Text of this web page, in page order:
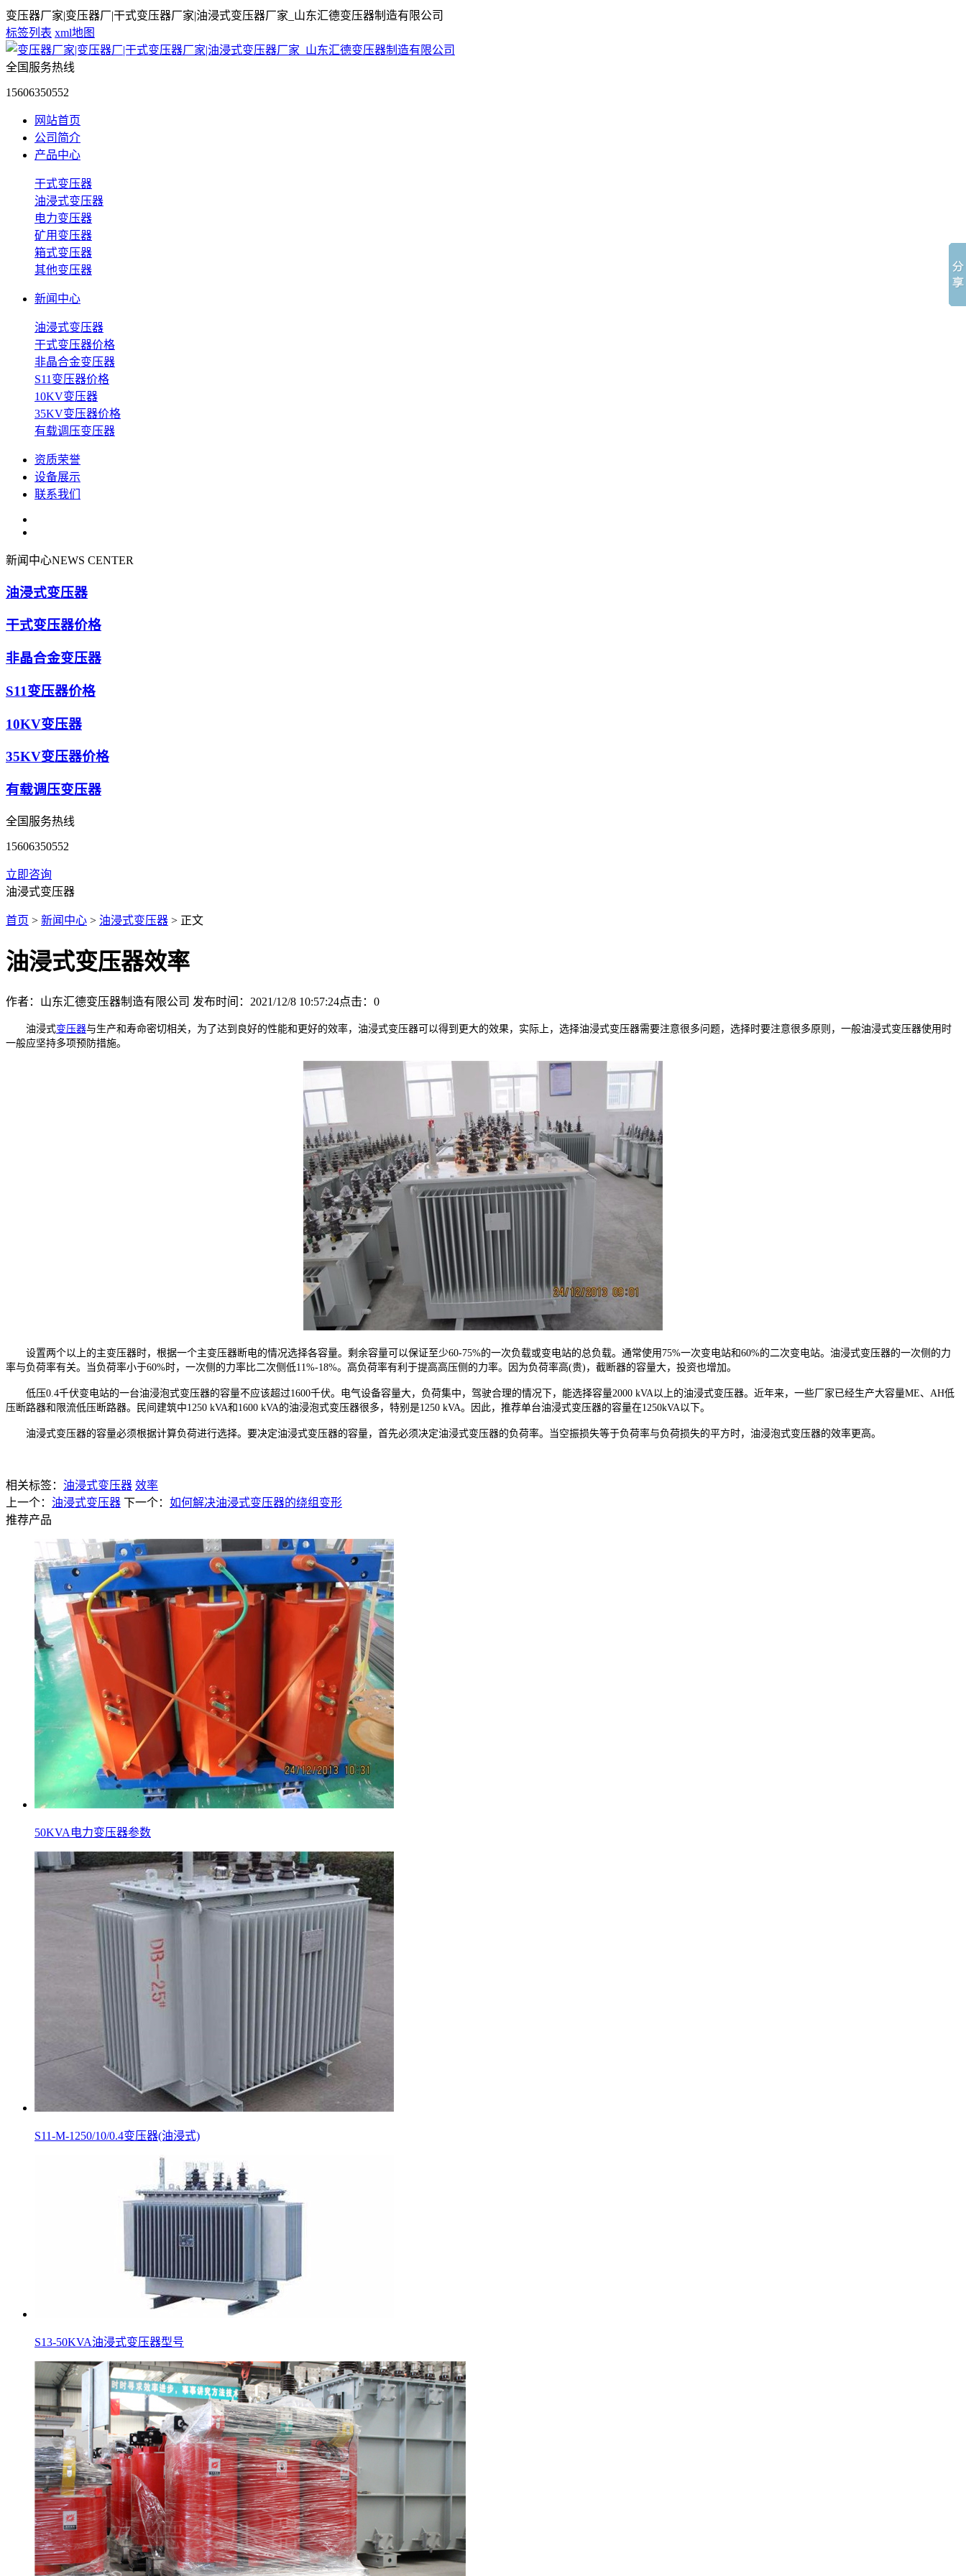
变压器厂家|变压器厂|干式变压器厂家|油浸式变压器厂家_山东汇德变压器制造有限公司
标签列表 xml地图
全国服务热线
15606350552
网站首页
公司简介
产品中心
干式变压器
油浸式变压器
电力变压器
矿用变压器
箱式变压器
其他变压器
新闻中心
油浸式变压器
干式变压器价格
非晶合金变压器
S11变压器价格
10KV变压器
35KV变压器价格
有载调压变压器
资质荣誉
设备展示
联系我们
新闻中心NEWS CENTER
油浸式变压器
干式变压器价格
非晶合金变压器
S11变压器价格
10KV变压器
35KV变压器价格
有载调压变压器
全国服务热线
15606350552
立即咨询
油浸式变压器
首页 > 新闻中心 > 油浸式变压器 > 正文
油浸式变压器效率
作者：山东汇德变压器制造有限公司 发布时间：2021/12/8 10:57:24点击： 0
油浸式变压器与生产和寿命密切相关，为了达到良好的性能和更好的效率，油浸式变压器可以得到更大的效果，实际上，选择油浸式变压器需要注意很多问题，选择时要注意很多原则，一般油浸式变压器使用时
一般应坚持多项预防措施。
设置两个以上的主变压器时，根据一个主变压器断电的情况选择各容量。剩余容量可以保证至少60-75%的一次负载或变电站的总负载。通常使用75%一次变电站和60%的二次变电站。油浸式变压器的一次侧的力
率与负荷率有关。当负荷率小于60%时，一次侧的力率比二次侧低11%-18%。高负荷率有利于提高高压侧的力率。因为负荷率高(贵)，截断器的容量大，投资也增加。
低压0.4千伏变电站的一台油浸泡式变压器的容量不应该超过1600千伏。电气设备容量大，负荷集中，驾驶合理的情况下，能选择容量2000 kVA以上的油浸式变压器。近年来，一些厂家已经生产大容量ME、AH低
压断路器和限流低压断路器。民间建筑中1250 kVA和1600 kVA的油浸泡式变压器很多，特别是1250 kVA。因此，推荐单台油浸式变压器的容量在1250kVA以下。
油浸式变压器的容量必须根据计算负荷进行选择。要决定油浸式变压器的容量，首先必须决定油浸式变压器的负荷率。当空振损失等于负荷率与负荷损失的平方时，油浸泡式变压器的效率更高。
相关标签： 油浸式变压器 效率
上一个： 油浸式变压器 下一个： 如何解决油浸式变压器的绕组变形
推荐产品
50KVA电力变压器参数
S11-M-1250/10/0.4变压器(油浸式)
S13-50KVA油浸式变压器型号